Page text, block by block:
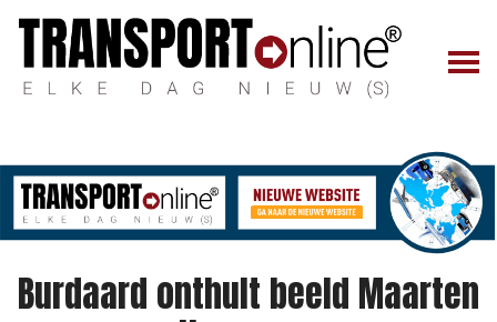
Burdaard onthult beeld Maarten